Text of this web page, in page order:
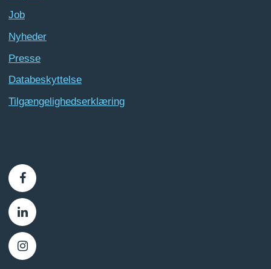
Job
Nyheder
Presse
Databeskyttelse
Tilgængelighedserklæring